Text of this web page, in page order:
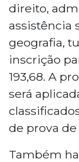
direito,
assistência
geografia,
inscrição
193,68. A
será
de prova
Também